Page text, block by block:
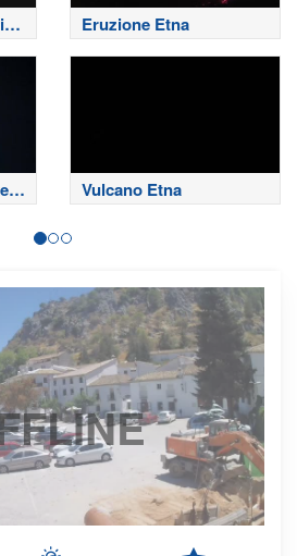
Eruzione Etna
Vulcano Etna